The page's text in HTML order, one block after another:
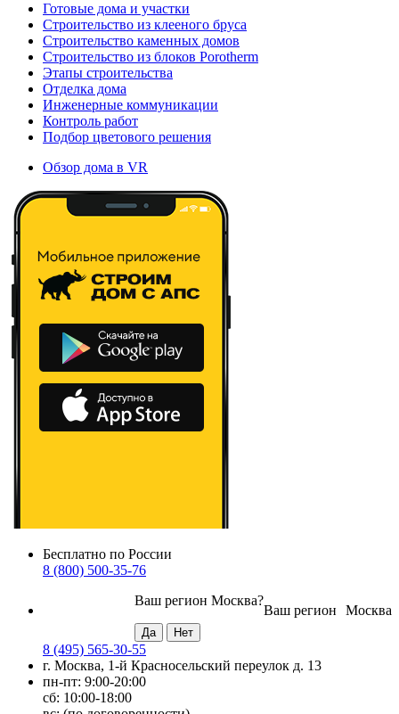
Готовые дома и участки
Строительство из клееного бруса
Строительство каменных домов
Строительство из блоков Porotherm
Этапы строительства
Отделка дома
Инженерные коммуникации
Контроль работ
Подбор цветового решения
Обзор дома в VR
Бесплатно по России
8 (800) 500-35-76
Москва
Ваш регион
Ваш регион Москва?
8 (495) 565-30-55
г. Москва, 1-й Красносельский переулок д. 13
пн-пт: 9:00-20:00
сб: 10:00-18:00